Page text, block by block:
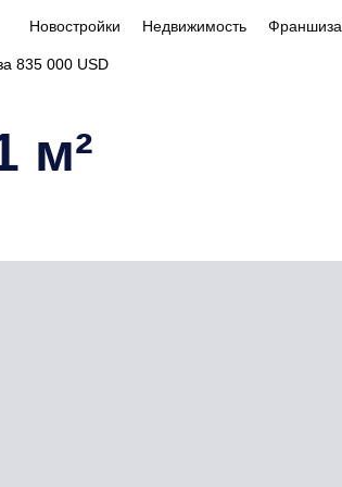
Новостройки Недвижимость Франшиза
835 000 USD
м²